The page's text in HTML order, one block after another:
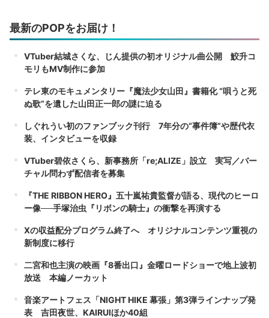
最新のPOPをお届け！
VTuber結城さくな、じん提供の初オリジナル曲公開 鮫升コ
モリもMV制作に参加
テレ東のモキュメンタリー『魔法少女山田』書籍化 “唄うと死
ぬ歌”を遺した山田正一郎の謎に迫る
しぐれうい初のファンブック刊行 7年分の“事件簿”や歴代衣
装、インタビューを収録
VTuber碧依さくら、新事務所「re;ALIZE」設立 実写／バー
チャル問わず配信者を募集
『THE RIBBON HERO』五十嵐祐貴監督が語る、現代のヒーロ
ー像──手塚治虫『リボンの騎士』の衝撃を再演する
Xの収益配分プログラム終了へ オリジナルコンテンツ重視の
新制度に移行
二宮和也主演の映画『8番出口』金曜ロードショーで地上波初
放送 本編ノーカット
音楽アートフェス「NIGHT HIKE 幕張」第3弾ラインナップ発
表 吉田夜世、KAIRUIほか40組